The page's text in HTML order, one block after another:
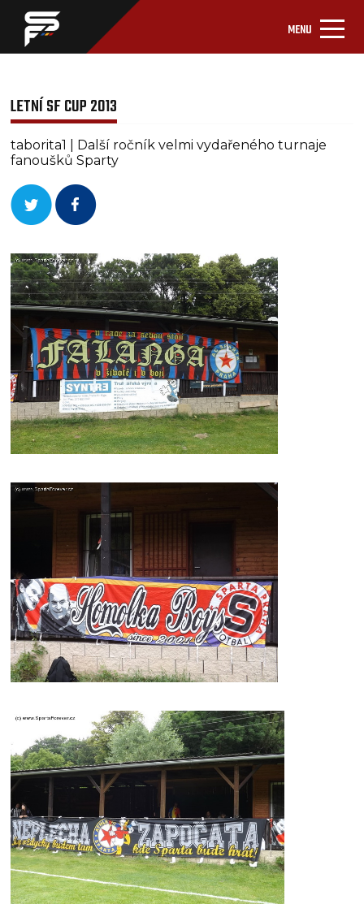
MENU
LETNÍ SF CUP 2013
taborita1 | Další ročník velmi vydařeného turnaje
fanoušků Sparty